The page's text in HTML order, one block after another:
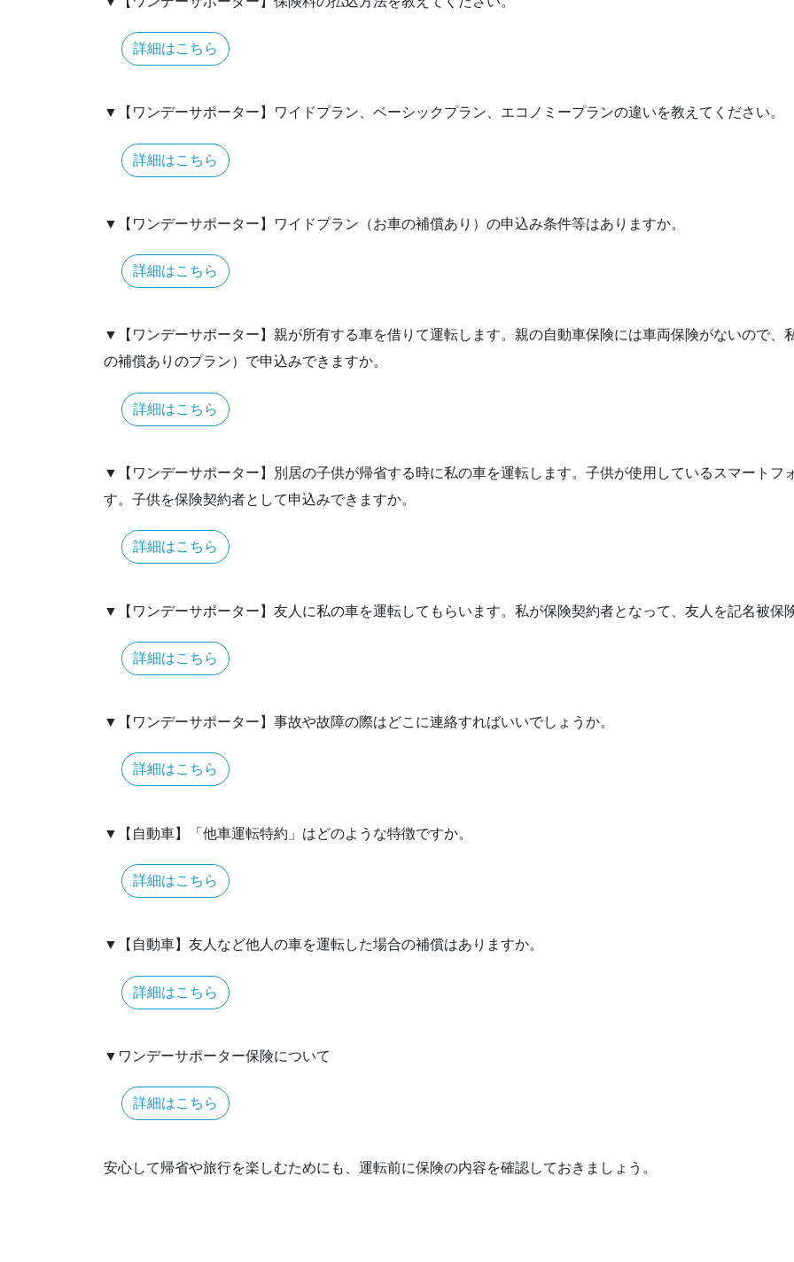
詳細はこちら
▼【ワンデーサポーター】ワイドプラン、ベーシックプラン、エコノミープランの違いを教えてください。
詳細はこちら
▼【ワンデーサポーター】ワイドプラン（お車の補償あり）の申込み条件等はありますか。
詳細はこちら
▼【ワンデーサポーター】親が所有する車を借りて運転します。親の自動車保険には車両保険がないので、
の補償ありのプラン）で申込みできますか。
詳細はこちら
▼【ワンデーサポーター】別居の子供が帰省する時に私の車を運転します。子供が使用しているスマートフ
す。子供を保険契約者として申込みできますか。
詳細はこちら
▼【ワンデーサポーター】友人に私の車を運転してもらいます。私が保険契約者となって、友人を記名被保
詳細はこちら
▼【ワンデーサポーター】事故や故障の際はどこに連絡すればいいでしょうか。
詳細はこちら
▼【自動車】「他車運転特約」はどのような特徴ですか。
詳細はこちら
▼【自動車】友人など他人の車を運転した場合の補償はありますか。
詳細はこちら
▼ワンデーサポーター保険について
詳細はこちら
安心して帰省や旅行を楽しむためにも、運転前に保険の内容を確認しておきましょう。